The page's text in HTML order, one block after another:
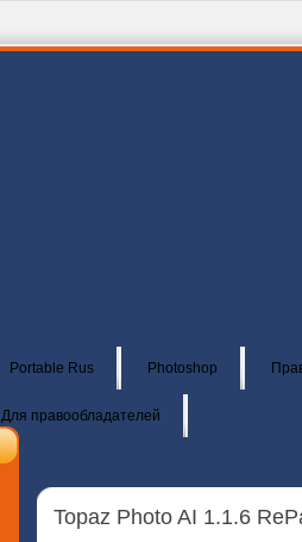
Portable Rus Photoshop
Для правообладателей
Topaz Photo AI 1.1.6